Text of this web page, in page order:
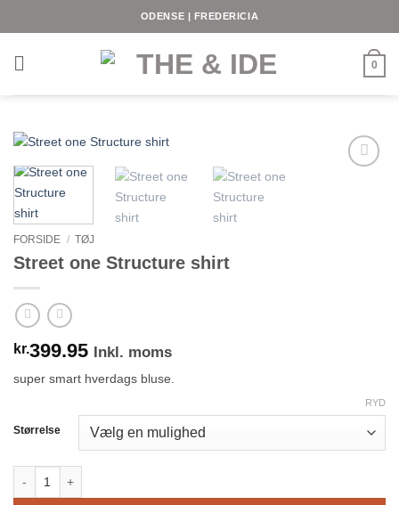
ODENSE | FREDERICIA
0
FORSIDE / TØJ
Street one Structure shirt
kr.399.95 Inkl. moms
super smart hverdags bluse.
Størrelse
RYD